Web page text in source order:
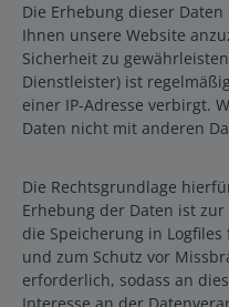
Die Erhebung dieser
Ihnen unsere Website
Sicherheit zu
Dienstleister) ist
einer IP-Adresse verbirgt.
Daten nicht mit anderen
Die Rechtsgrundlage
Erhebung der Daten ist
die Speicherung in
und zum Schutz vor
erforderlich, sodass an